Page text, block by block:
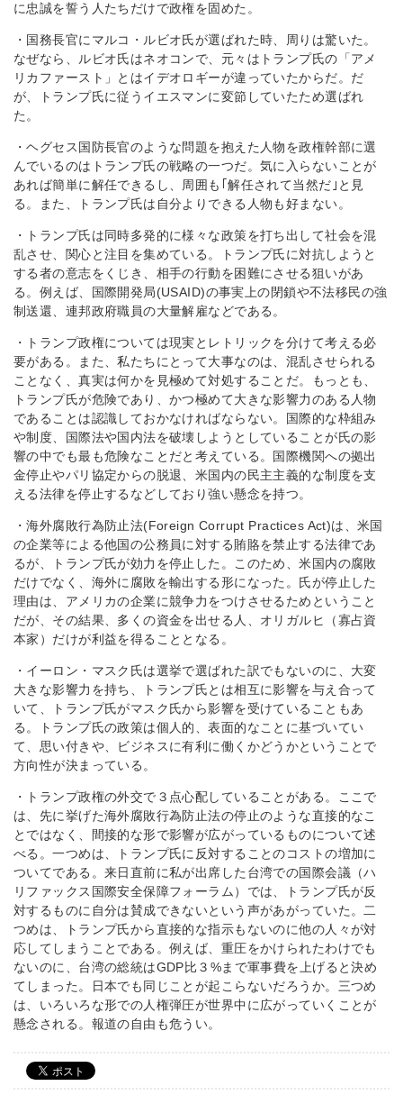
に忠誠を誓う人たちだけで政権を固めた。
・国務長官にマルコ・ルビオ氏が選ばれた時、周りは驚いた。
なぜなら、ルビオ氏はネオコンで、元々はトランプ氏の「アメ
リカファースト」とはイデオロギーが違っていたからだ。だ
が、トランプ氏に従うイエスマンに変節していたため選ばれ
た。
・ヘグセス国防長官のような問題を抱えた人物を政権幹部に選
んでいるのはトランプ氏の戦略の一つだ。気に入らないことが
あれば簡単に解任できるし、周囲も｢解任されて当然だ｣と見
る。また、トランプ氏は自分よりできる人物も好まない。
・トランプ氏は同時多発的に様々な政策を打ち出して社会を混
乱させ、関心と注目を集めている。トランプ氏に対抗しようと
する者の意志をくじき、相手の行動を困難にさせる狙いがあ
る。例えば、国際開発局(USAID)の事実上の閉鎖や不法移民の強
制送還、連邦政府職員の大量解雇などである。
・トランプ政権については現実とレトリックを分けて考える必
要がある。また、私たちにとって大事なのは、混乱させられる
ことなく、真実は何かを見極めて対処することだ。もっとも、
トランプ氏が危険であり、かつ極めて大きな影響力のある人物
であることは認識しておかなければならない。国際的な枠組み
や制度、国際法や国内法を破壊しようとしていることが氏の影
響の中でも最も危険なことだと考えている。国際機関への拠出
金停止やパリ協定からの脱退、米国内の民主主義的な制度を支
える法律を停止するなどしており強い懸念を持つ。
・海外腐敗行為防止法(Foreign Corrupt Practices Act)は、米国
の企業等による他国の公務員に対する賄賂を禁止する法律であ
るが、トランプ氏が効力を停止した。このため、米国内の腐敗
だけでなく、海外に腐敗を輸出する形になった。氏が停止した
理由は、アメリカの企業に競争力をつけさせるためということ
だが、その結果、多くの資金を出せる人、オリガルヒ（寡占資
本家）だけが利益を得ることとなる。
・イーロン・マスク氏は選挙で選ばれた訳でもないのに、大変
大きな影響力を持ち、トランプ氏とは相互に影響を与え合って
いて、トランプ氏がマスク氏から影響を受けていることもあ
る。トランプ氏の政策は個人的、表面的なことに基づいてい
て、思い付きや、ビジネスに有利に働くかどうかということで
方向性が決まっている。
・トランプ政権の外交で３点心配していることがある。ここで
は、先に挙げた海外腐敗行為防止法の停止のような直接的なこ
とではなく、間接的な形で影響が広がっているものについて述
べる。一つめは、トランプ氏に反対することのコストの増加に
ついてである。来日直前に私が出席した台湾での国際会議（ハ
リファックス国際安全保障フォーラム）では、トランプ氏が反
対するものに自分は賛成できないという声があがっていた。二
つめは、トランプ氏から直接的な指示もないのに他の人々が対
応してしまうことである。例えば、重圧をかけられたわけでも
ないのに、台湾の総統はGDP比３%まで軍事費を上げると決め
てしまった。日本でも同じことが起こらないだろうか。三つめ
は、いろいろな形での人権弾圧が世界中に広がっていくことが
懸念される。報道の自由も危うい。